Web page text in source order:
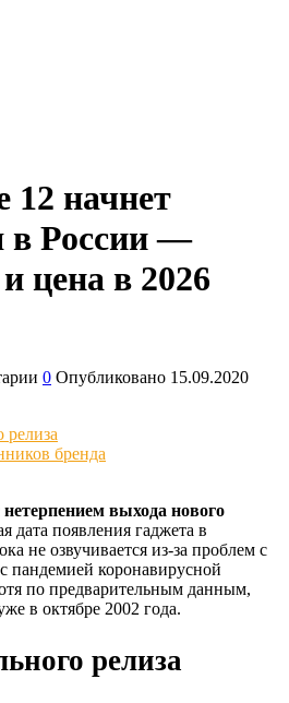
12 начнет
в России —
цена в 2026
0 Опубликовано 15.09.2020
релиза
бренда
выхода нового
дата появления гаджета в
не озвучивается из-за проблем с
пандемией коронавирусной
по предварительным данным,
в октябре 2002 года.
релиза